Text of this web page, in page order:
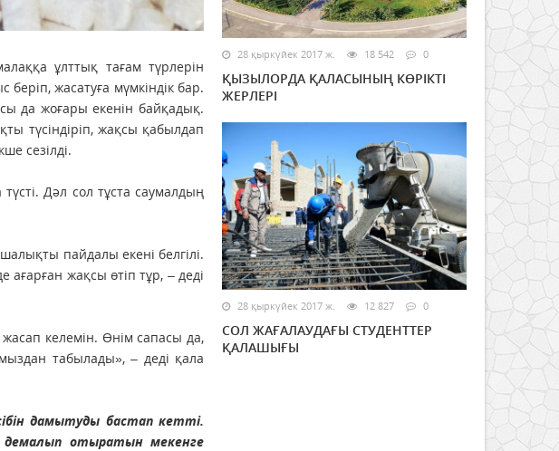
ұлттық тағам түрлерін
беріп, жасатуға мүмкіндік бар.
да жоғары екенін байқадық.
түсіндіріп, жақсы қабылдап
сезілді.
Дәл сол тұста саумалдың
пайдалы екені белгілі.
ағарған жақсы өтіп тұр, – деді
келемін. Өнім сапасы да,
табылады», – деді қала
дамытуды бастап кетті.
отыратын мекенге
28 қыркүйек 2017 ж. 18 542 0
ҚЫЗЫЛОРДА ҚАЛАСЫНЫҢ КӨРІКТІ
ЖЕРЛЕРІ
28 қыркүйек 2017 ж. 12 827 0
СОЛ ЖАҒАЛАУДАҒЫ СТУДЕНТТЕР
ҚАЛАШЫҒЫ